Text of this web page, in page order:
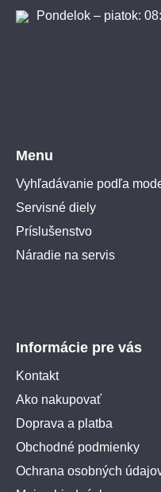
Pondelok – piatok:
Menu
Vyhľadávanie podľa
Servisné diely
Príslušenstvo
Náradie na servis
Informácie pre vás
Kontakt
Ako nakupovať
Doprava a platba
Obchodné podmienky
Ochrana osobných